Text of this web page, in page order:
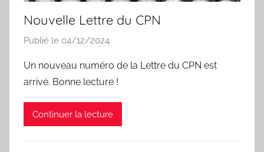
Nouvelle Lettre du CPN
Publié le 04/12/2024
r
I
s
a
Un nouveau numéro de la Lettre du CPN est
arrivé. Bonne lecture !
Continuer la lecture